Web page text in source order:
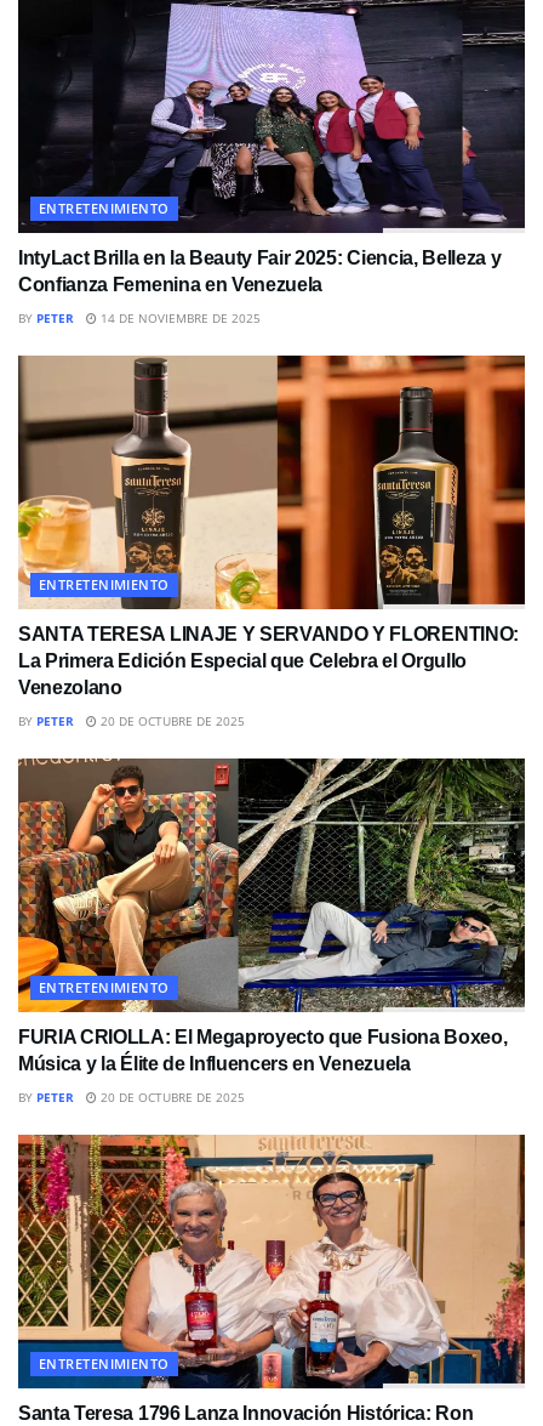
ENTRETENIMIENTO
IntyLact Brilla en la Beauty Fair 2025: Ciencia, Belleza y
Confianza Femenina en Venezuela
BY PETER 14 DE NOVIEMBRE DE 2025
ENTRETENIMIENTO
SANTA TERESA LINAJE Y SERVANDO Y FLORENTINO:
La Primera Edición Especial que Celebra el Orgullo
Venezolano
BY PETER 20 DE OCTUBRE DE 2025
ENTRETENIMIENTO
FURIA CRIOLLA: El Megaproyecto que Fusiona Boxeo,
Música y la Élite de Influencers en Venezuela
BY PETER 20 DE OCTUBRE DE 2025
ENTRETENIMIENTO
Santa Teresa 1796 Lanza Innovación Histórica: Ron